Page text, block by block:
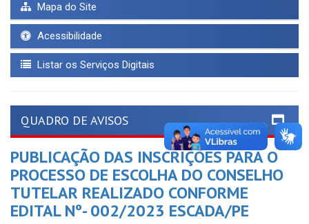
Mapa do Site
Acessibilidade
Listar os Serviços Digitais
QUADRO DE AVISOS
PUBLICAÇÃO DAS INSCRIÇÕES PARA O
PROCESSO DE ESCOLHA DO CONSELHO
TUTELAR REALIZADO CONFORME
EDITAL Nº- 002/2023 ESCADA/PE